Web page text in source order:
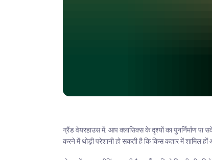
ग्रैंड वेयरहाउस में, आप क्लासिक्स के दृश्यों का पुनर्निर्माण पा
करने में थोड़ी परेशानी हो सकती है कि किस कतार में शामिल